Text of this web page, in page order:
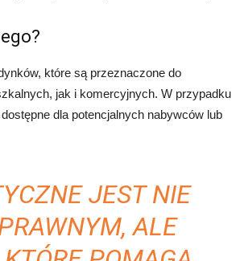
które są przeznaczone do
jak i komercyjnych. W przypadku
dla potencjalnych nabywców lub
JEST NIE
ALE